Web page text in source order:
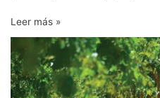
Leer más »
potencial
exportador
de